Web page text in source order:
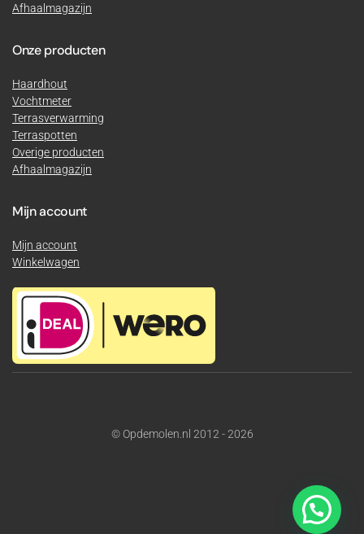
Afhaalmagazijn
Onze producten
Haardhout
Vochtmeter
Terrasverwarming
Terraspotten
Overige producten
Afhaalmagazijn
Mijn account
Mijn account
Winkelwagen
© Opdemolen.nl 2012 - 2026